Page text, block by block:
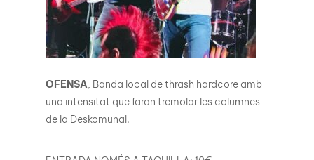
OFENSA, Banda local de thrash hardcore amb
una intensitat que faran tremolar les columnes
de la Deskomunal.